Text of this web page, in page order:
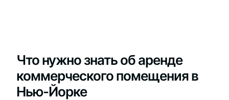
Что нужно знать об аренде
коммерческого помещения в
Нью-Йорке